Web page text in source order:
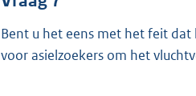
Bent u het eens met het feit
voor asielzoekers om het